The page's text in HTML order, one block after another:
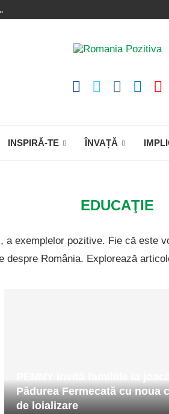
INSPIRĂ-TE ÎNVAȚĂ
EDUCAŢIE
a exemplelor pozitive. Fie că este
România. Explorează
Pădurea Fermecată cu noua
de loializare